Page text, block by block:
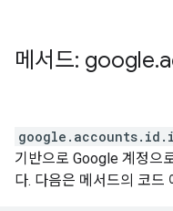
메서드: google.
기반으로 Google 계정으
다. 다음은 메서드의 코드